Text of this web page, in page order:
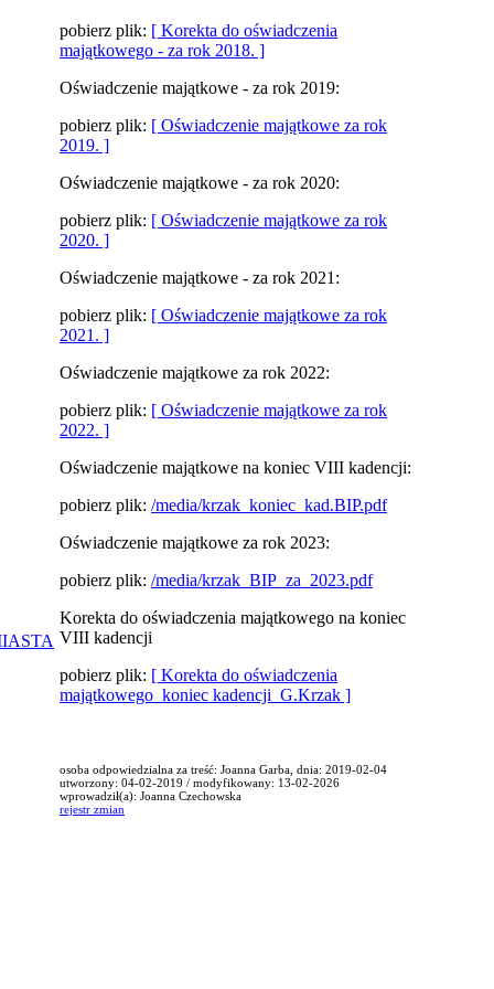
pobierz plik: [ Korekta do oświadczenia
majątkowego - za rok 2018. ]
Oświadczenie majątkowe - za rok 2019:
pobierz plik: [ Oświadczenie majątkowe za rok
2019. ]
Oświadczenie majątkowe - za rok 2020:
pobierz plik: [ Oświadczenie majątkowe za rok
2020. ]
Oświadczenie majątkowe - za rok 2021:
pobierz plik: [ Oświadczenie majątkowe za rok
2021. ]
Oświadczenie majątkowe za rok 2022:
pobierz plik: [ Oświadczenie majątkowe za rok
2022. ]
Oświadczenie majątkowe na koniec VIII kadencji:
pobierz plik: /media/krzak_koniec_kad.BIP.pdf
Oświadczenie majątkowe za rok 2023:
pobierz plik: /media/krzak_BIP_za_2023.pdf
Korekta do oświadczenia majątkowego na koniec
VIII kadencji
pobierz plik: [ Korekta do oświadczenia
majątkowego_koniec kadencji_G.Krzak ]
osoba odpowiedzialna za treść: Joanna Garba, dnia: 2019-02-04
utworzony: 04-02-2019 / modyfikowany: 13-02-2026
wprowadził(a): Joanna Czechowska
rejestr zmian